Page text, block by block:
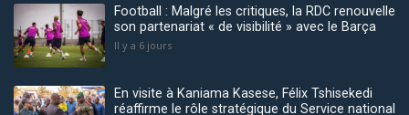
Football : Malgré les critiques, la RDC renouvelle
son partenariat « de visibilité » avec le Barça
Il y a 6 jours
En visite à Kaniama Kasese, Félix Tshisekedi
réaffirme le rôle stratégique du Service national